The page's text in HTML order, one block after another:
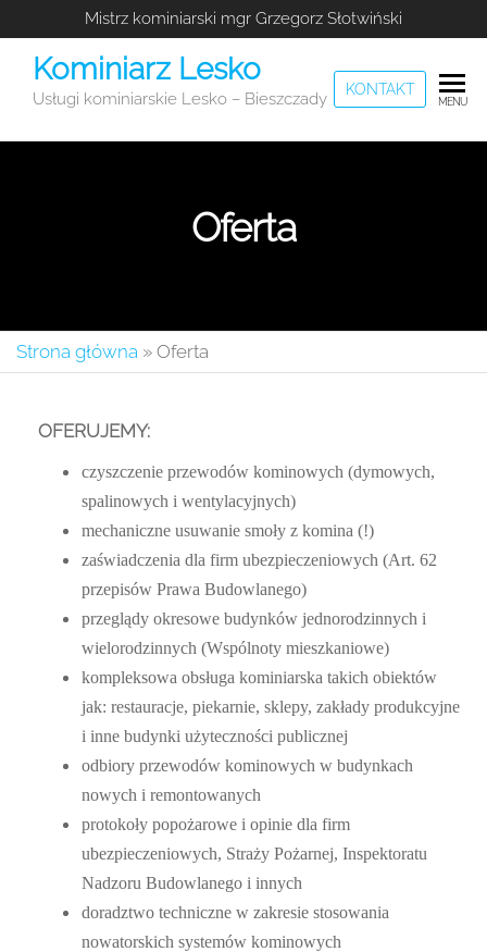
Mistrz kominiarski mgr Grzegorz Słotwiński
Kominiarz Lesko
Usługi kominiarskie Lesko – Bieszczady KONTAKT
MENU
Oferta
Strona główna » Oferta
OFERUJEMY:
czyszczenie przewodów kominowych (dymowych,
spalinowych i wentylacyjnych)
mechaniczne usuwanie smoły z komina (!)
zaświadczenia dla firm ubezpieczeniowych (Art. 62
przepisów Prawa Budowlanego)
przeglądy okresowe budynków jednorodzinnych i
wielorodzinnych (Wspólnoty mieszkaniowe)
kompleksowa obsługa kominiarska takich obiektów
jak: restauracje, piekarnie, sklepy, zakłady produkcyjne
i inne budynki użyteczności publicznej
odbiory przewodów kominowych w budynkach
nowych i remontowanych
protokoły popożarowe i opinie dla firm
ubezpieczeniowych, Straży Pożarnej, Inspektoratu
Nadzoru Budowlanego i innych
doradztwo techniczne w zakresie stosowania
nowatorskich systemów kominowych